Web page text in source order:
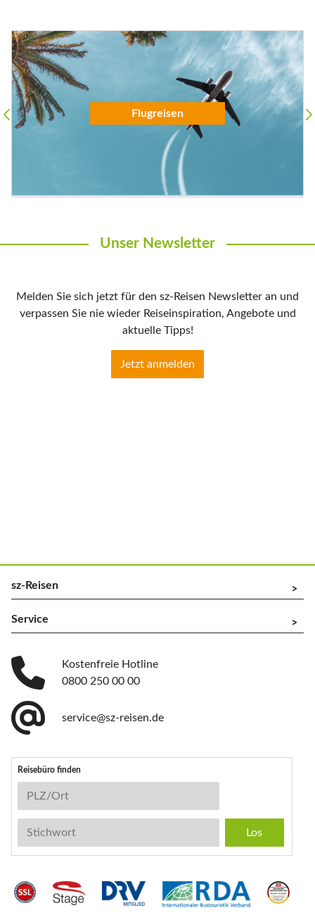
Flugreisen
Unser Newsletter
Melden Sie sich jetzt für den sz-Reisen Newsletter an und
verpassen Sie nie wieder Reiseinspiration, Angebote und
aktuelle Tipps!
Jetzt anmelden
sz-Reisen ^
Service ^
Kostenfreie Hotline
0800 250 00 00
service@sz-reisen.de
Reisebüro finden
Reisebüro-Suche
PLZ/Ort